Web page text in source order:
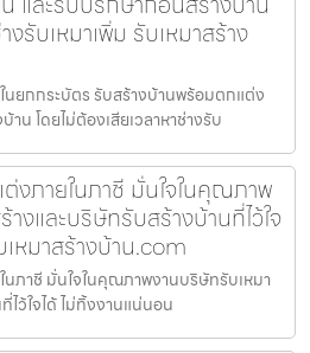
งรับเหมาเพิ่ม รับเหมาสร้าง
ยกกระบัตร รับสร้างบ้านพร้อมตกแต่ง
น โดยไม่ต้องเสียเวลาหาช่างรับ
งภายในภาชี มั่นใจในคุณภาพ
งและบริษัทรับสร้างบ้านที่ไว้ใจ
หมาสร้างบ้าน.com
ภาชี มั่นใจในคุณภาพงานบริษัทรับเหมา
ว้ใจได้ ไม่ทิ้งงานแน่นอน